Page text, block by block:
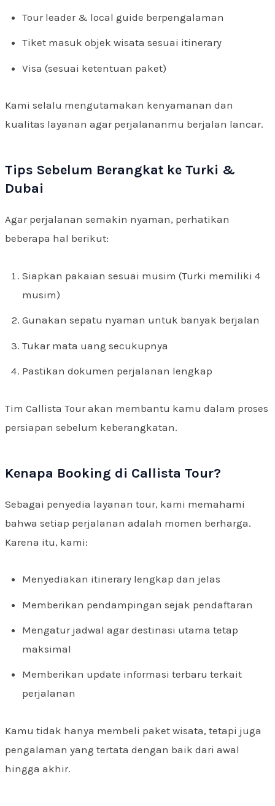
Tour leader & local guide berpengalaman
Tiket masuk objek wisata sesuai itinerary
Visa (sesuai ketentuan paket)
Kami selalu mengutamakan kenyamanan dan
kualitas layanan agar perjalananmu berjalan lancar.
Tips Sebelum Berangkat ke Turki &
Dubai
Agar perjalanan semakin nyaman, perhatikan
beberapa hal berikut:
Siapkan pakaian sesuai musim (Turki memiliki 4
musim)
Gunakan sepatu nyaman untuk banyak berjalan
Tukar mata uang secukupnya
Pastikan dokumen perjalanan lengkap
Tim Callista Tour akan membantu kamu dalam proses
persiapan sebelum keberangkatan.
Kenapa Booking di Callista Tour?
Sebagai penyedia layanan tour, kami memahami
bahwa setiap perjalanan adalah momen berharga.
Karena itu, kami:
Menyediakan itinerary lengkap dan jelas
Memberikan pendampingan sejak pendaftaran
Mengatur jadwal agar destinasi utama tetap
maksimal
Memberikan update informasi terbaru terkait
perjalanan
Kamu tidak hanya membeli paket wisata, tetapi juga
pengalaman yang tertata dengan baik dari awal
hingga akhir.